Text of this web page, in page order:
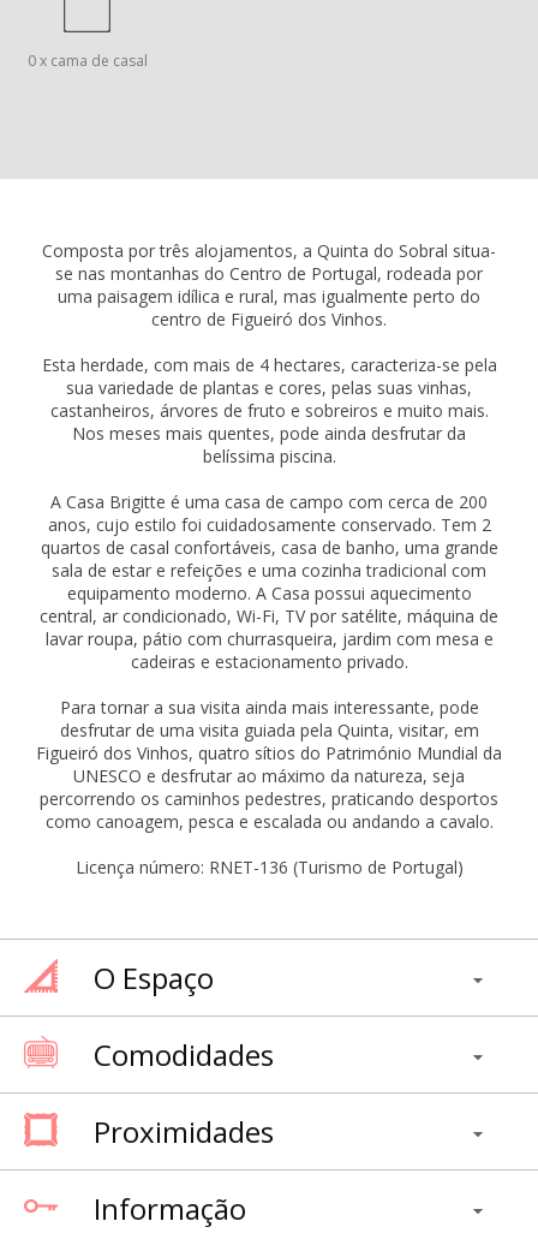
0 x cama de casal
Composta por três alojamentos, a Quinta do Sobral situa-
se nas montanhas do Centro de Portugal, rodeada por
uma paisagem idílica e rural, mas igualmente perto do
centro de Figueiró dos Vinhos.
Esta herdade, com mais de 4 hectares, caracteriza-se pela
sua variedade de plantas e cores, pelas suas vinhas,
castanheiros, árvores de fruto e sobreiros e muito mais.
Nos meses mais quentes, pode ainda desfrutar da
belíssima piscina.
A Casa Brigitte é uma casa de campo com cerca de 200
anos, cujo estilo foi cuidadosamente conservado. Tem 2
quartos de casal confortáveis, casa de banho, uma grande
sala de estar e refeições e uma cozinha tradicional com
equipamento moderno. A Casa possui aquecimento
central, ar condicionado, Wi-Fi, TV por satélite, máquina de
lavar roupa, pátio com churrasqueira, jardim com mesa e
cadeiras e estacionamento privado.
Para tornar a sua visita ainda mais interessante, pode
desfrutar de uma visita guiada pela Quinta, visitar, em
Figueiró dos Vinhos, quatro sítios do Património Mundial da
UNESCO e desfrutar ao máximo da natureza, seja
percorrendo os caminhos pedestres, praticando desportos
como canoagem, pesca e escalada ou andando a cavalo.
Licença número: RNET-136 (Turismo de Portugal)
O Espaço
Comodidades
Proximidades
Informação